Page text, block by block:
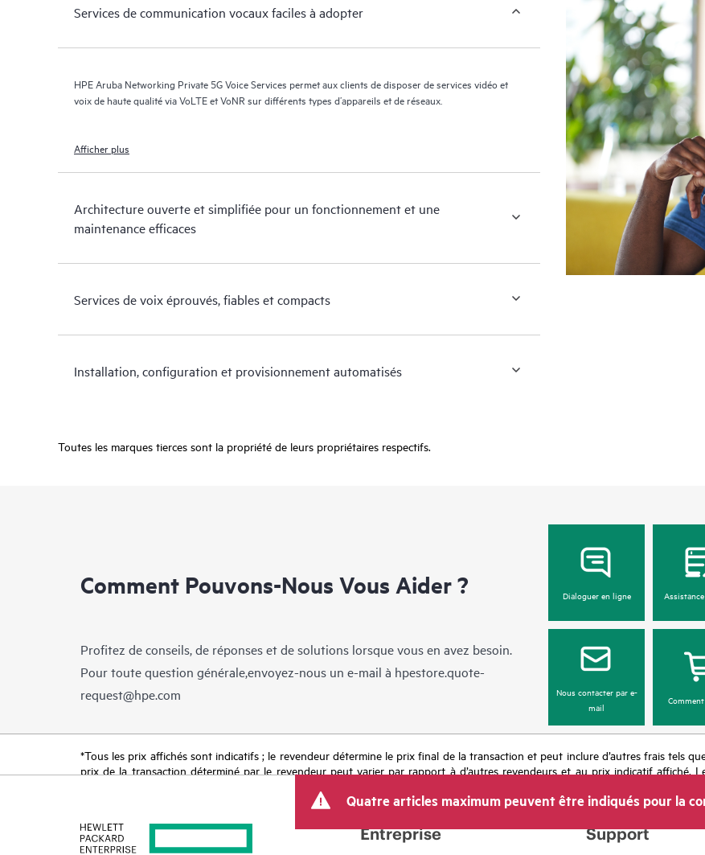
Services de communication vocaux faciles à adopter
HPE Aruba Networking Private 5G Voice Services permet aux clients de disposer de services vidéo et
voix de haute qualité via VoLTE et VoNR sur différents types d’appareils et de réseaux.
Afficher plus
Architecture ouverte et simplifiée pour un fonctionnement et une
maintenance efficaces
Services de voix éprouvés, fiables et compacts
Installation, configuration et provisionnement automatisés
Toutes les marques tierces sont la propriété de leurs propriétaires respectifs.
Comment Pouvons-Nous Vous Aider ?
Profitez de conseils, de réponses et de solutions lorsque vous en avez besoin.
Pour toute question générale,envoyez-nous un e-mail à hpestore.quote-
request@hpe.com
Dialoguer en ligne
Nous contacter par e-
mail
*Tous les prix affichés sont indicatifs ; le revendeur détermine le prix final de la transaction et peut inclure d’autres frais tels
prix de la transaction déterminé par le revendeur peut varier par rapport à d’autres revendeurs et au prix indicatif affiché.
produit, la disponibilité restreinte d’un produit, la fin d’une période de promotion et des erreurs dans les publicités.
Quatre articles maximum peuvent être indiqués pour la
Entreprise Support